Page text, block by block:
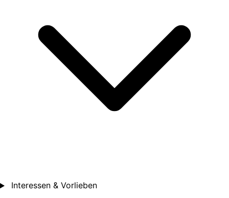
Interessen & Vorlieben